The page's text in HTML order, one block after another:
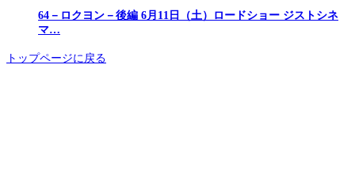
64－ロクヨン－後編 6月11日（土）ロードショー ジストシネ
マ…
トップページに戻る